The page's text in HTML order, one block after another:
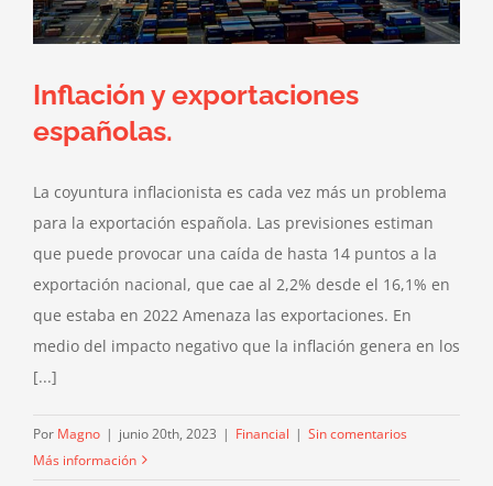
Inflación y exportaciones
españolas.
La coyuntura inflacionista es cada vez más un problema
para la exportación española. Las previsiones estiman
que puede provocar una caída de hasta 14 puntos a la
exportación nacional, que cae al 2,2% desde el 16,1% en
que estaba en 2022 Amenaza las exportaciones. En
medio del impacto negativo que la inflación genera en los
[...]
Por Magno | junio 20th, 2023 | Financial | Sin comentarios
Más información